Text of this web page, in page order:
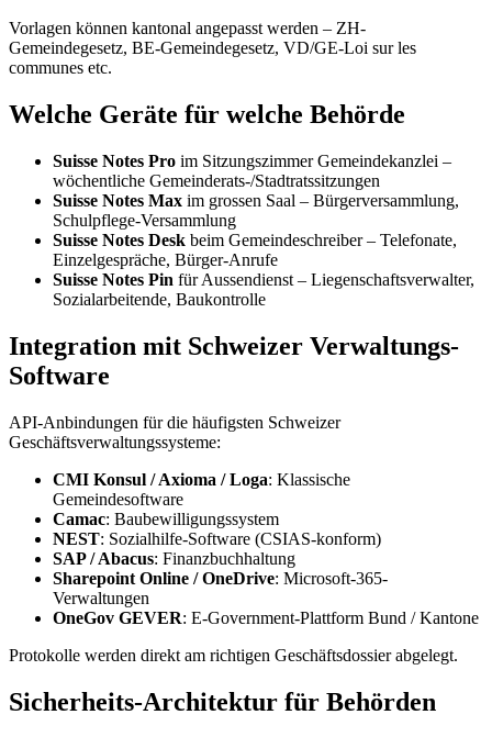
Vorlagen können kantonal angepasst werden – ZH-
Gemeindegesetz, BE-Gemeindegesetz, VD/GE-Loi sur les
communes etc.
Welche Geräte für welche Behörde
Suisse Notes Pro im Sitzungszimmer Gemeindekanzlei –
wöchentliche Gemeinderats-/Stadtratssitzungen
Suisse Notes Max im grossen Saal – Bürgerversammlung,
Schulpflege-Versammlung
Suisse Notes Desk beim Gemeindeschreiber – Telefonate,
Einzelgespräche, Bürger-Anrufe
Suisse Notes Pin für Aussendienst – Liegenschaftsverwalter,
Sozialarbeitende, Baukontrolle
Integration mit Schweizer Verwaltungs-
Software
API-Anbindungen für die häufigsten Schweizer
Geschäftsverwaltungssysteme:
CMI Konsul / Axioma / Loga: Klassische
Gemeindesoftware
Camac: Baubewilligungssystem
NEST: Sozialhilfe-Software (CSIAS-konform)
SAP / Abacus: Finanzbuchhaltung
Sharepoint Online / OneDrive: Microsoft-365-
Verwaltungen
OneGov GEVER: E-Government-Plattform Bund / Kantone
Protokolle werden direkt am richtigen Geschäftsdossier abgelegt.
Sicherheits-Architektur für Behörden